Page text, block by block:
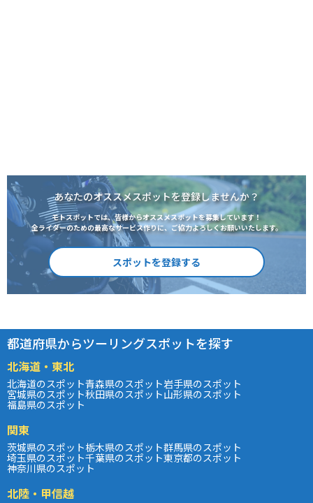
あなたのオススメスポットを登録しませんか？
モトスポットでは、皆様からオススメスポットを募集しています！
全ライダーのための最高なサービス作りに、ご協力よろしくお願いいたします。
スポットを登録する
都道府県からツーリングスポットを探す
北海道・東北
北海道のスポット青森県のスポット岩手県のスポット
宮城県のスポット秋田県のスポット山形県のスポット
福島県のスポット
関東
茨城県のスポット栃木県のスポット群馬県のスポット
埼玉県のスポット千葉県のスポット東京都のスポット
神奈川県のスポット
北陸・甲信越